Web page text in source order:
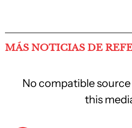
MÁS NOTICIAS DE
No compatible
this